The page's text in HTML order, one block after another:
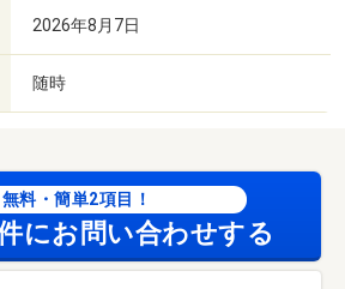
2026年8月7日
随時
無料・簡単2項目！
にお問い合わせする